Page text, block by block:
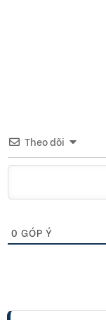
Theo dõi
0 GÓP Ý